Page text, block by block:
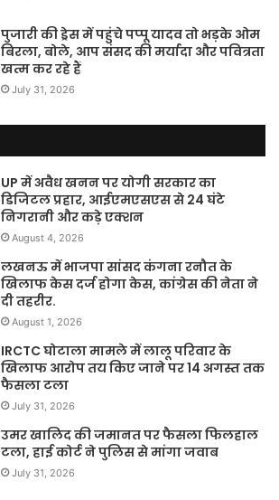
पुजारी की ड्रेस में पहुंचे पप्पू यादव तो भड़के ओम
बिरला, बोले, आप संसद की मर्यादा और पवित्रता
खत्म कर रहे हैं
July 31, 2026
UP में अवैध खनन पर योगी सरकार का
डिजिटल प्रहार, आईएमएसएस से 24 घंटे
निगरानी और कड़े एक्शन
August 4, 2026
लखनऊ में भाजपा सांसद कंगना रनौत के
खिलाफ केस दर्ज होगा केस, कांग्रेस की नेता ने
दी तहरीर.
August 1, 2026
IRCTC घोटाला मामले में लालू परिवार के
खिलाफ आरोप तय किए जाने पर 14 अगस्त तक
फैसला टला
July 31, 2026
उमर खालिद की जमानत पर फैसला फिलहाल
टला, हाई कोर्ट ने पुलिस से मांगा जवाब
July 31, 2026